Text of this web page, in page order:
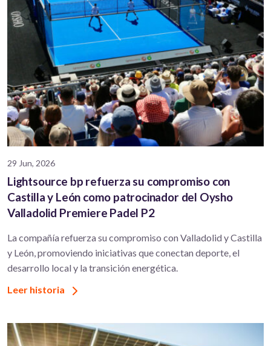
29 Jun, 2026
Lightsource bp refuerza su compromiso con
Castilla y León como patrocinador del Oysho
Valladolid Premiere Padel P2
La compañía refuerza su compromiso con Valladolid y Castilla
y León, promoviendo iniciativas que conectan deporte, el
desarrollo local y la transición energética.
Leer historia